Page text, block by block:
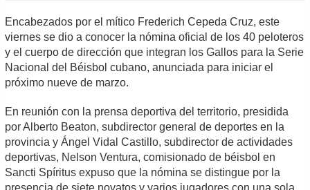
Encabezados por el mítico Frederich Cepeda Cruz, este
viernes se dio a conocer la nómina oficial de los 40 peloteros
y el cuerpo de dirección que integran los Gallos para la Serie
Nacional del Béisbol cubano, anunciada para iniciar el
próximo nueve de marzo.
En reunión con la prensa deportiva del territorio, presidida
por Alberto Beaton, subdirector general de deportes en la
provincia y Ángel Vidal Castillo, subdirector de actividades
deportivas, Nelson Ventura, comisionado de béisbol en
Sancti Spíritus expuso que la nómina se distingue por la
presencia de siete novatos y varios jugadores con una sola